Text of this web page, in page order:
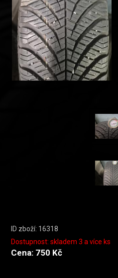
ID zboží: 16318
Dostupnost: skladem 3 a více ks
Cena: 750 Kč